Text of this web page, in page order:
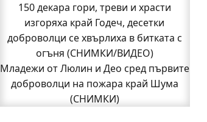
изгоряха край Годеч, десетки
доброволци се хвърлиха в битката с
огъня (СНИМКИ/ВИДЕО)
Полицията влиза в селата
Възможни са прекъсвания на тока утре
в части от община Годеч
Какво накара Яна и Станимир да
150 декара гори, треви и храсти
изгоряха край Годеч, десетки
доброволци се хвърлиха в битката с
огъня (СНИМКИ/ВИДЕО)
Младежи от Люлин и Део сред първите
доброволци на пожара край Шума
(СНИМКИ)